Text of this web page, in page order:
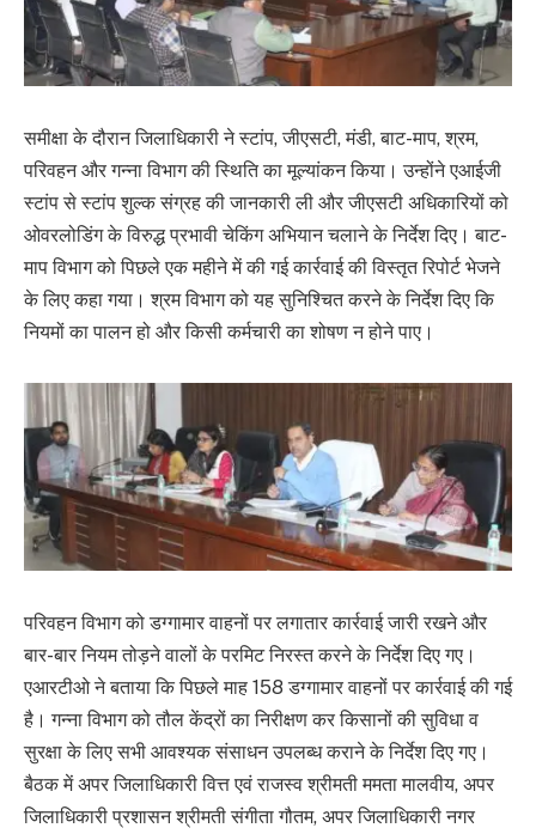
समीक्षा के दौरान जिलाधिकारी ने स्टांप, जीएसटी, मंडी, बाट-माप, श्रम,
परिवहन और गन्ना विभाग की स्थिति का मूल्यांकन किया। उन्होंने एआईजी
स्टांप से स्टांप शुल्क संग्रह की जानकारी ली और जीएसटी अधिकारियों को
ओवरलोडिंग के विरुद्ध प्रभावी चेकिंग अभियान चलाने के निर्देश दिए। बाट-
माप विभाग को पिछले एक महीने में की गई कार्रवाई की विस्तृत रिपोर्ट भेजने
के लिए कहा गया। श्रम विभाग को यह सुनिश्चित करने के निर्देश दिए कि
नियमों का पालन हो और किसी कर्मचारी का शोषण न होने पाए।
परिवहन विभाग को डग्गामार वाहनों पर लगातार कार्रवाई जारी रखने और
बार-बार नियम तोड़ने वालों के परमिट निरस्त करने के निर्देश दिए गए।
एआरटीओ ने बताया कि पिछले माह 158 डग्गामार वाहनों पर कार्रवाई की गई
है। गन्ना विभाग को तौल केंद्रों का निरीक्षण कर किसानों की सुविधा व
सुरक्षा के लिए सभी आवश्यक संसाधन उपलब्ध कराने के निर्देश दिए गए।
बैठक में अपर जिलाधिकारी वित्त एवं राजस्व श्रीमती ममता मालवीय, अपर
जिलाधिकारी प्रशासन श्रीमती संगीता गौतम, अपर जिलाधिकारी नगर